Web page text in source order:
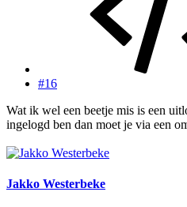
#16
Wat ik wel een beetje mis is een
ingelogd ben dan moet je via een
Jakko Westerbeke